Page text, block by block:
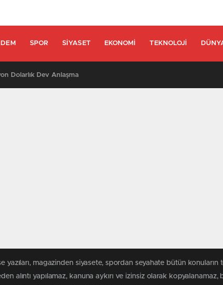
SPOR SIYASET EKONOMI TEKNOLOJI
Dolarlık Dev Anlaşma
yazıları, magazinden siyasete, spordan seyahate bütün
alıntı yapılamaz, kanuna aykırı ve izinsiz olarak kopyalanamaz,